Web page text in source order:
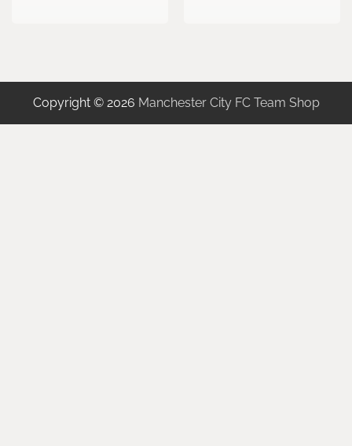
Copyright © 2026 Manchester City FC Team Shop